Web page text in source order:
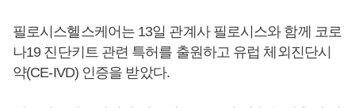
필로시스헬스케어는 13일 관계사 필로시스와 함께 코로
나19 진단키트 관련 특허를 출원하고 유럽 체외진단시
약(CE-IVD) 인증을 받았다.